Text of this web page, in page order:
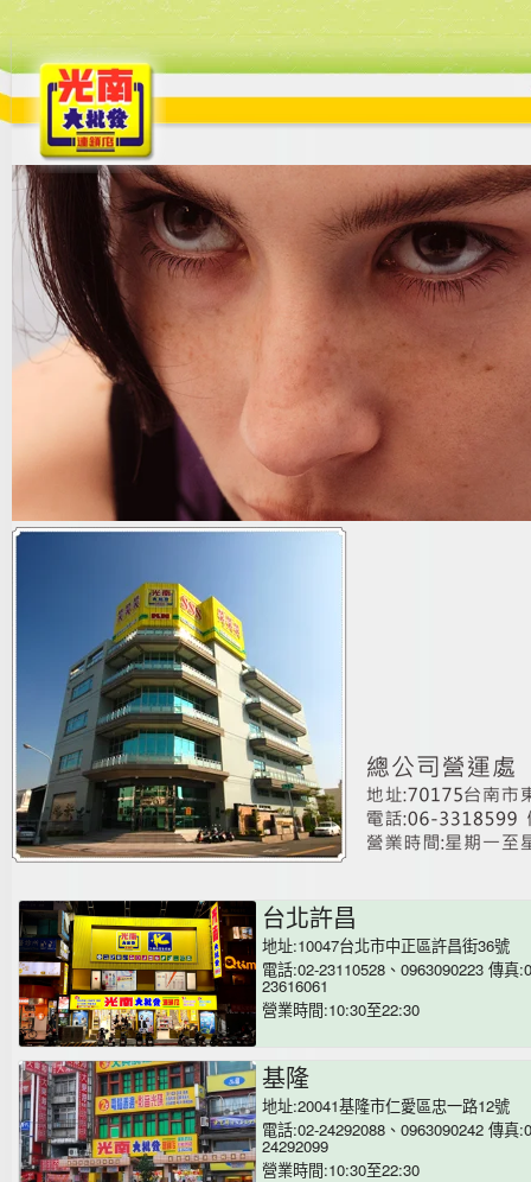
台北許昌
地址:10047台北市中正區許昌街36號
電話:02-23110528、0963090223 傳真
23616061
營業時間:10:30至22:30
基隆
地址:20041基隆市仁愛區忠一路12號
電話:02-24292088、0963090242 傳真
24292099
營業時間:10:30至22:30